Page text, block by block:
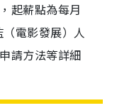
起薪點為每月
電影發展）人
請方法等詳細